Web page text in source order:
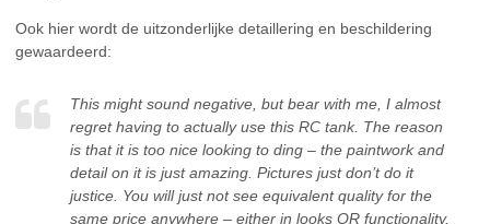
Ook hier wordt de uitzonderlijke detaillering en beschildering
gewaardeerd:
This might sound negative, but bear with me, I almost
regret having to actually use this RC tank. The reason
is that it is too nice looking to ding – the paintwork and
detail on it is just amazing. Pictures just don’t do it
justice. You will just not see equivalent quality for the
same price anywhere – either in looks OR functionality.